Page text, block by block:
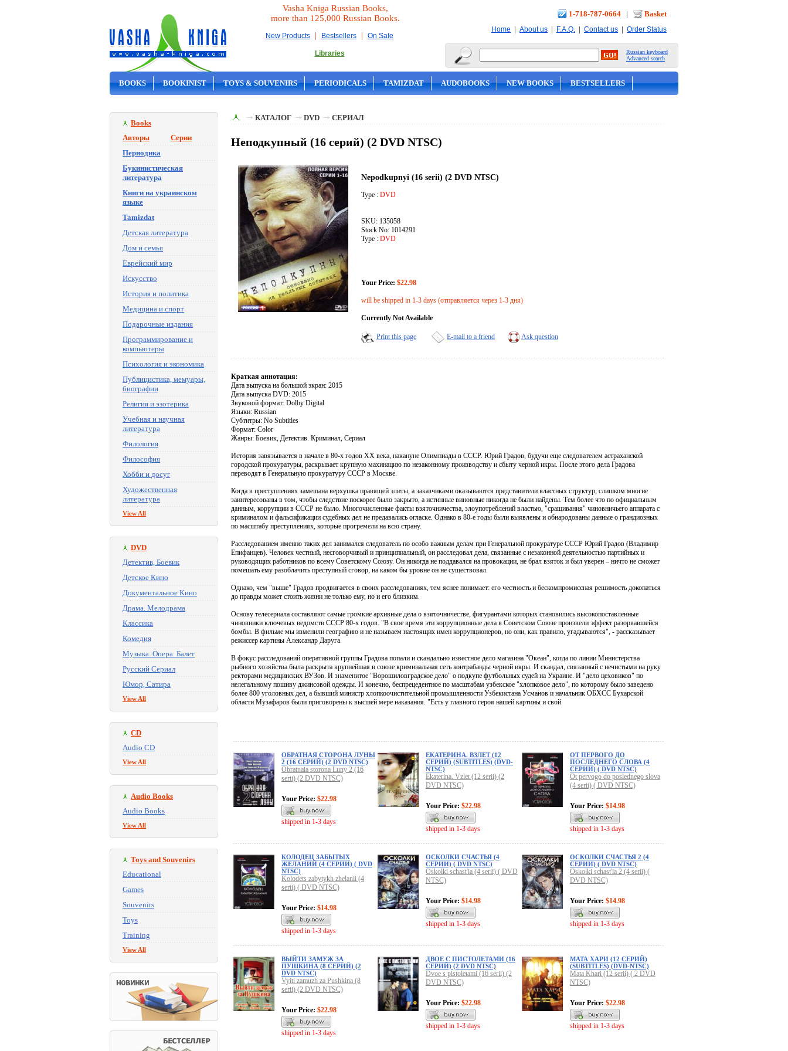
Vasha Kniga Russian Books,
more than 125,000 Russian Books.
New Products | Bestsellers | On Sale
Libraries
1-718-787-0664 | Basket
Home | About us | F.A.Q. | Contact us | Order Status
Russian keyboard
Advanced search
BOOKS BOOKINIST TOYS & SOUVENIRS PERIODICALS TAMIZDAT AUDOBOOKS NEW BOOKS BESTSELLERS
Books
Авторы
Серии
Периодика
Букинистическая
литература
Книги на украинском
языке
Tamizdat
Детская литература
Дом и семья
Еврейский мир
Искусство
История и политика
Медицина и спорт
Подарочные издания
Программирование и
компьютеры
Психология и экономика
Публицистика, мемуары,
биографии
Религия и эзотерика
Учебная и научная
литература
Филология
Философия
Хобби и досуг
Художественная
литература
View All
DVD
Детектив, Боевик
Детское Кино
Документальное Кино
Драма. Мелодрама
Классика
Комедия
Музыка. Опера. Балет
Русский Сериал
Юмор, Сатира
View All
CD
Audio CD
View All
Audio Books
Audio Books
View All
Toys and Souvenirs
Educational
Games
Souvenirs
Toys
Training
View All
КАТАЛОГ DVD СЕРИАЛ
Неподкупный (16 серий) (2 DVD NTSC)
Nepodkupnyi (16 serii) (2 DVD NTSC)
Type : DVD
SKU: 135058
Stock No: 1014291
Type : DVD
Your Price: $22.98
will be shipped in 1-3 days (отправляется через 1-3 дня)
Currently Not Available
Print this page E-mail to a friend Ask question
Краткая аннотация:
Дата выпуска на большой экран: 2015
Дата выпуска DVD: 2015
Звуковой формат: Dolby Digital
Языки: Russian
Субтитры: No Subtitles
Формат: Color
Жанры: Боевик, Детектив. Криминал, Сериал
История завязывается в начале в 80-х годов ХХ века, накануне Олимпиады в СССР. Юрий Градов, будучи еще следователем астраханской
городской прокуратуры, раскрывает крупную махинацию по незаконному производству и сбыту черной икры. После этого дела Градова
переводят в Генеральную прокуратуру СССР в Москве.
Когда в преступлениях замешана верхушка правящей элиты, а заказчиками оказываются представители властных структур, слишком многие
заинтересованы в том, чтобы следствие поскорее было закрыто, а истинные виновные никогда не были найдены. Тем более что по официальным
данным, коррупции в СССР не было. Многочисленные факты взяточничества, злоупотреблений властью, "сращивания" чиновничьего аппарата с
криминалом и фальсификации судебных дел не предавались огласке. Однако в 80-е годы были выявлены и обнародованы данные о грандиозных
по масштабу преступлениях, которые прогремели на всю страну.
Расследованием именно таких дел занимался следователь по особо важным делам при Генеральной прокуратуре СССР Юрий Градов (Владимир
Епифанцев). Человек честный, несговорчивый и принципиальный, он расследовал дела, связанные с незаконной деятельностью партийных и
руководящих работников по всему Советскому Союзу. Он никогда не поддавался на провокации, не брал взяток и был уверен – ничто не сможет
помешать ему разоблачить преступный сговор, на каком бы уровне он не существовал.
Однако, чем "выше" Градов продвигается в своих расследованиях, тем яснее понимает: его честность и бескомпромиссная решимость докопаться
до правды может стоить жизни не только ему, но и его близким.
Основу телесериала составляют самые громкие архивные дела о взяточничестве, фигурантами которых становились высокопоставленные
чиновники ключевых ведомств СССР 80-х годов. "В свое время эти коррупционные дела в Советском Союзе произвели эффект разорвавшейся
бомбы. В фильме мы изменили географию и не называем настоящих имен коррупционеров, но они, как правило, угадываются", - рассказывает
режиссер картины Александр Даруга.
В фокус расследований оперативной группы Градова попали и скандально известное дело магазина "Океан", когда по линии Министерства
рыбного хозяйства была раскрыта крупнейшая в союзе криминальная сеть контрабанды черной икры. И скандал, связанный с нечистыми на руку
ректорами медицинских ВУЗов. И знаменитое "Ворошиловградское дело" о подкупе футбольных судей на Украине. И "дело цеховиков" по
нелегальному пошиву джинсовой одежды. И конечно, беспрецедентное по масштабам узбекское "хлопковое дело", по которому было заведено
более 800 уголовных дел, а бывший министр хлопкоочистительной промышленности Узбекистана Усманов и начальник ОБХСС Бухарской
области Музафаров были приговорены к высшей мере наказания. "Есть у главного героя нашей картины и свой
ОБРАТНАЯ СТОРОНА ЛУНЫ
2 (16 СЕРИЙ) (2 DVD NTSC)
Obratnaia storona Luny 2 (16
serii) (2 DVD NTSC)
Your Price: $22.98
shipped in 1-3 days
ЕКАТЕРИНА. ВЗЛЕТ (12
СЕРИЙ) (SUBTITLES) (DVD-
NTSC)
Ekaterina. Vzlet (12 serii) (2
DVD NTSC)
Your Price: $22.98
shipped in 1-3 days
ОТ ПЕРВОГО ДО
ПОСЛЕДНЕГО СЛОВА (4
СЕРИИ) ( DVD NTSC)
Ot pervogo do poslednego slova
(4 serii) ( DVD NTSC)
Your Price: $14.98
shipped in 1-3 days
КОЛОДЕЦ ЗАБЫТЫХ
ЖЕЛАНИЙ (4 СЕРИИ) ( DVD
NTSC)
Kolodets zabytykh zhelanii (4
serii) ( DVD NTSC)
Your Price: $14.98
shipped in 1-3 days
ОСКОЛКИ СЧАСТЬЯ (4
СЕРИИ) ( DVD NTSC)
Oskolki schast'ia (4 serii) ( DVD
NTSC)
Your Price: $14.98
shipped in 1-3 days
ОСКОЛКИ СЧАСТЬЯ 2 (4
СЕРИИ) ( DVD NTSC)
Oskolki schast'ia 2 (4 serii) (
DVD NTSC)
Your Price: $14.98
shipped in 1-3 days
ВЫЙТИ ЗАМУЖ ЗА
ПУШКИНА (8 СЕРИЙ) (2
DVD NTSC)
Vyiti zamuzh za Pushkina (8
serii) (2 DVD NTSC)
Your Price: $22.98
shipped in 1-3 days
ДВОЕ С ПИСТОЛЕТАМИ (16
СЕРИЙ) (2 DVD NTSC)
Dvoe s pistoletami (16 serii) (2
DVD NTSC)
Your Price: $22.98
shipped in 1-3 days
МАТА ХАРИ (12 СЕРИЙ)
(SUBTITLES) (DVD-NTSC)
Mata Khari (12 serii) ( 2 DVD
NTSC)
Your Price: $22.98
shipped in 1-3 days